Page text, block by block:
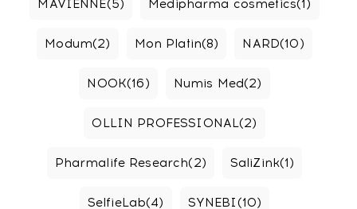
MAVIENNE(5) Medipharma cosmetics(1)
Modum(2) Mon Platin(8) NARD(10)
NOOK(16) Numis Med(2)
OLLIN PROFESSIONAL(2)
Pharmalife Research(2) SaliZink(1)
SelfieLab(4) SYNEBI(10)